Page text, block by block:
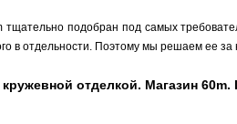
тщательно подобран под самых
в отдельности. Поэтому мы решаем ее
отделкой. Магазин 60m.